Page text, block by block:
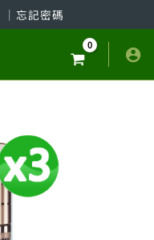
│ 忘記密碼